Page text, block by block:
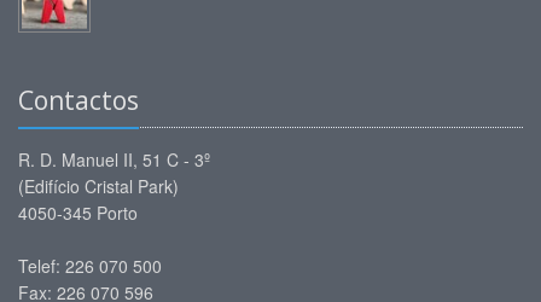
Contactos
R. D. Manuel II, 51 C - 3º
(Edifício Cristal Park)
4050-345 Porto
Telef: 226 070 500
Fax: 226 070 596